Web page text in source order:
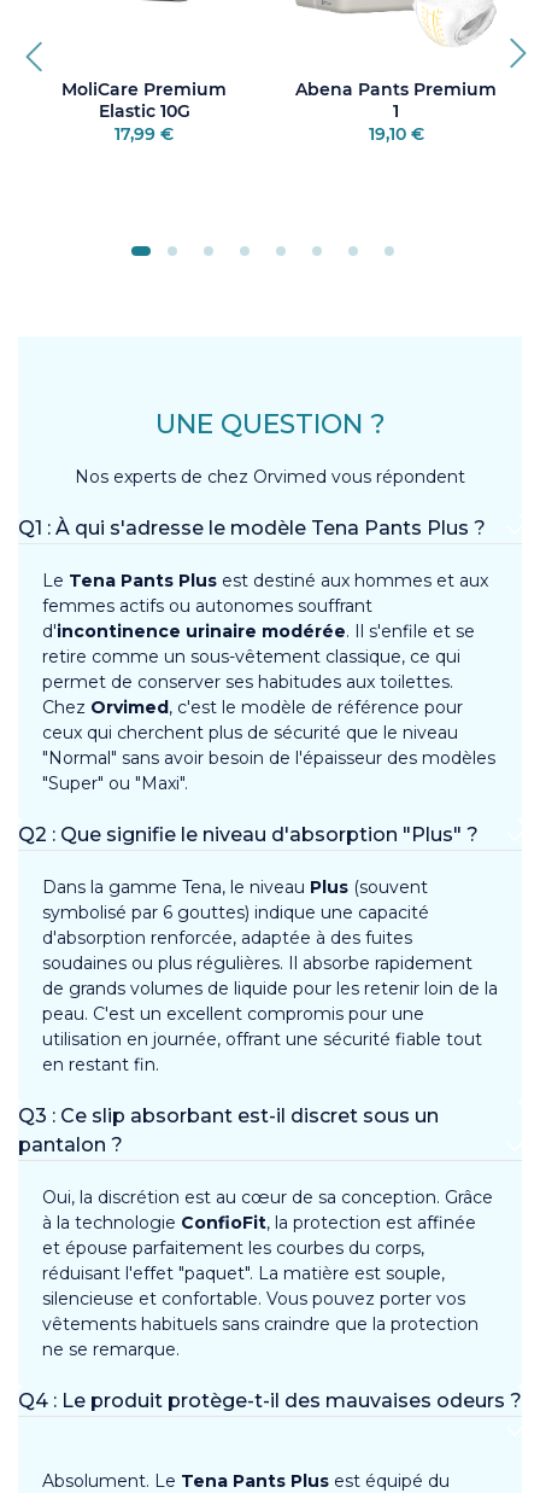
MoliCare Premium
Elastic 10G
17,99 €
Abena Pants Premium
1
19,10 €
UNE QUESTION ?
Nos experts de chez Orvimed vous répondent
Q1 : À qui s'adresse le modèle Tena Pants Plus ?
Le Tena Pants Plus est destiné aux hommes et aux
femmes actifs ou autonomes souffrant
d'incontinence urinaire modérée. Il s'enfile et se
retire comme un sous-vêtement classique, ce qui
permet de conserver ses habitudes aux toilettes.
Chez Orvimed, c'est le modèle de référence pour
ceux qui cherchent plus de sécurité que le niveau
"Normal" sans avoir besoin de l'épaisseur des modèles
"Super" ou "Maxi".
Q2 : Que signifie le niveau d'absorption "Plus" ?
Dans la gamme Tena, le niveau Plus (souvent
symbolisé par 6 gouttes) indique une capacité
d'absorption renforcée, adaptée à des fuites
soudaines ou plus régulières. Il absorbe rapidement
de grands volumes de liquide pour les retenir loin de la
peau. C'est un excellent compromis pour une
utilisation en journée, offrant une sécurité fiable tout
en restant fin.
Q3 : Ce slip absorbant est-il discret sous un
pantalon ?
Oui, la discrétion est au cœur de sa conception. Grâce
à la technologie ConfioFit, la protection est affinée
et épouse parfaitement les courbes du corps,
réduisant l'effet "paquet". La matière est souple,
silencieuse et confortable. Vous pouvez porter vos
vêtements habituels sans craindre que la protection
ne se remarque.
Q4 : Le produit protège-t-il des mauvaises odeurs ?
Absolument. Le Tena Pants Plus est équipé du